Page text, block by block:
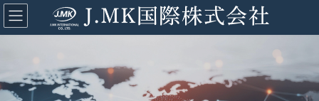
コ
ン
テ
ス
キ
ナ
ビ
ゲ
ン
に